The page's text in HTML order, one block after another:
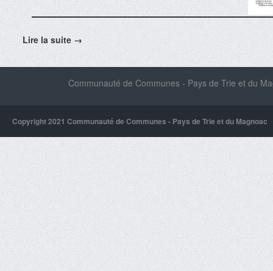
Lire la suite →
Communauté de Communes - Pays de Trie et du
Copyright 2021 Communauté de Communes - Pays de Trie et du Magnoac